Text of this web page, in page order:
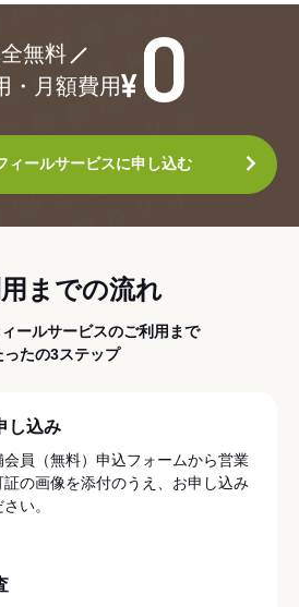
無料
・月額費用
ィールサービスに申し込む
までの流れ
ールサービスのご利用まで
ったの3ステップ
し込み
会員（無料）申込フォームから営業
証の画像を添付のうえ、お申し込み
い。